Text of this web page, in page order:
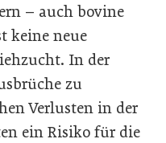
– auch bovine
keine neue
In der
zu
Verlusten in der
ein Risiko für die